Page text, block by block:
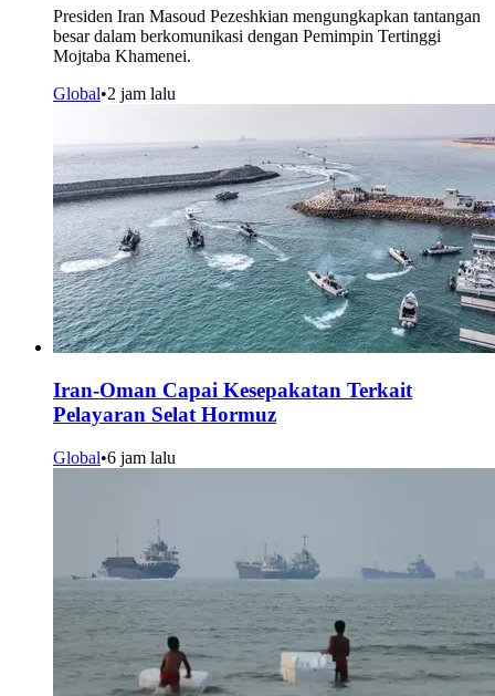
Presiden Iran Masoud Pezeshkian mengungkapkan tantangan
besar dalam berkomunikasi dengan Pemimpin Tertinggi
Mojtaba Khamenei.
Global•2 jam lalu
Iran-Oman Capai Kesepakatan Terkait
Pelayaran Selat Hormuz
Global•6 jam lalu